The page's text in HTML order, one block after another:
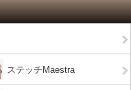
ステッチMaestra